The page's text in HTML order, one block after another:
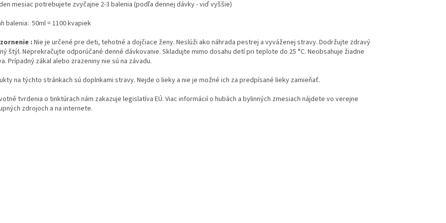
mesiac potrebujete zvyčajne 2-3 balenia (podľa dennej dávky - viď vyššie)
balenia: 50ml = 1100 kvapiek
: Nie je určené pre deti, tehotné a dojčiace ženy. Neslúži ako náhrada pestrej a vyváženej stravy. Dodržujte zdravý
štýl. Neprekračujte odporúčané denné dávkovanie. Skladujte mimo dosahu detí pri teplote do 25 °C. Neobsahuje žiadne
Prípadný zákal alebo zrazeniny nie sú na závadu.
na týchto stránkach sú doplnkami stravy. Nejde o lieky a nie je možné ich za predpísané lieky zamieňať.
tvrdenia o tinktúrach nám zakazuje legislatíva EÚ. Viac informácií o hubách a bylinných zmesiach nájdete vo verejne
zdrojoch a na internete.